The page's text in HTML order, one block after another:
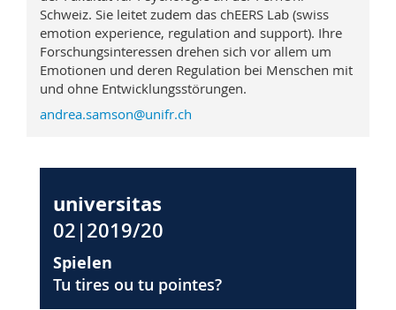
Schweiz. Sie leitet zudem das chEERS Lab (swiss
emotion experience, regulation and support). Ihre
Forschungsinteressen drehen sich vor allem um
Emotionen und deren Regulation bei Menschen mit
und ohne Entwicklungsstörungen.
andrea.samson@unifr.ch
universitas
02|2019/20
Spielen
Tu tires ou tu pointes?